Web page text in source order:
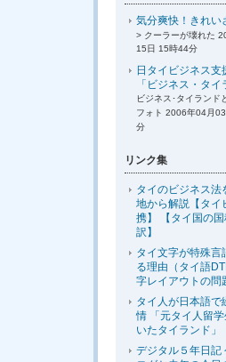
気分爽快！きれい
> クーラーが壊れた
15日 15時44分
日タイビジネス支
「ビジネス・タイ
ビジネス･タイランド
フォト 2006年04月
分
リンク集
タイのビジネス法
地から解説【タイ
携】 【タイ国の
訳】
タイ文字が特殊言
る理由（タイ語
字レイアウトの問
タイ人が日本語で
情 「元タイ人留
いたタイランド」
デジタル５年日記